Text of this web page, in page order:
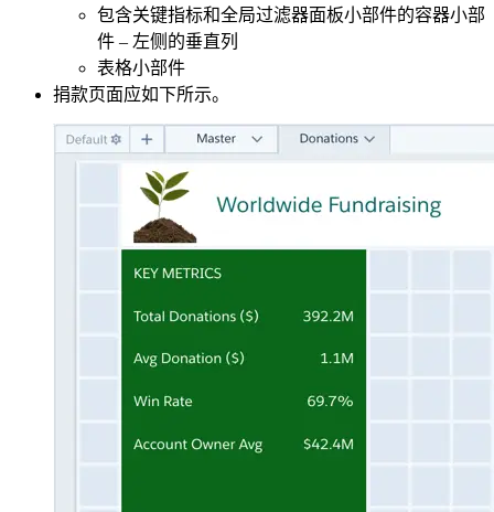
包含关键指标和全局过滤器面板小部件的容器小部
件 – 左侧的垂直列
表格小部件
捐款页面应如下所示。